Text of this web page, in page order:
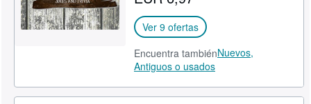
Ver 9 ofertas
Encuentra tambiénNuevos,
Antiguos o usados